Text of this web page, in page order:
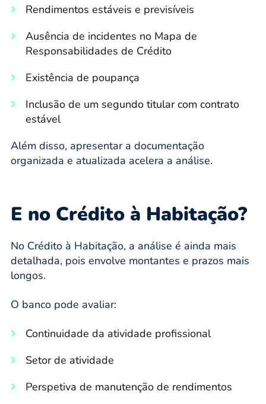
Rendimentos estáveis e previsíveis
Ausência de incidentes no Mapa de
Responsabilidades de Crédito
Existência de poupança
Inclusão de um segundo titular com contrato
estável
Além disso, apresentar a documentação
organizada e atualizada acelera a análise.
E no Crédito à Habitação?
No Crédito à Habitação, a análise é ainda mais
detalhada, pois envolve montantes e prazos mais
longos.
O banco pode avaliar:
Continuidade da atividade profissional
Setor de atividade
Perspetiva de manutenção de rendimentos